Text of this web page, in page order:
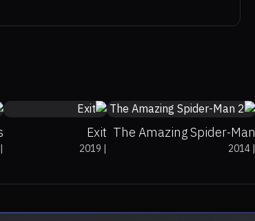
The Amazing Spider-Man
2|
2014
Exit
|
2019
|